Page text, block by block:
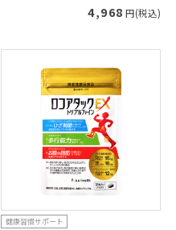
4,968 円(税込)
健康習慣サポート